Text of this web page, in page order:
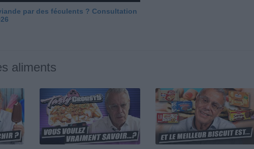
par des féculents ? Consultation
aliments